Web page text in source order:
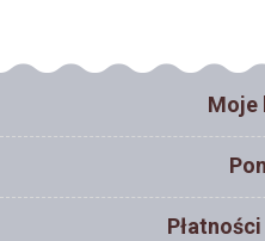
Moje